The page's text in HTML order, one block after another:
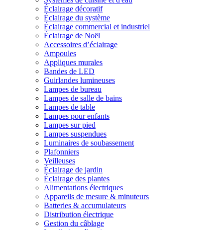
Éclairage décoratif
Éclairage du système
Éclairage commercial et industriel
Éclairage de Noël
Accessoires d’éclairage
Ampoules
Appliques murales
Bandes de LED
Guirlandes lumineuses
Lampes de bureau
Lampes de salle de bains
Lampes de table
Lampes pour enfants
Lampes sur pied
Lampes suspendues
Luminaires de soubassement
Plafonniers
Veilleuses
Éclairage de jardin
Éclairage des plantes
Alimentations électriques
Appareils de mesure & minuteurs
Batteries & accumulateurs
Distribution électrique
Gestion du câblage